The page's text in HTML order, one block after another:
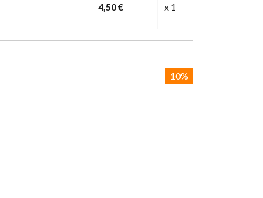
4,50 € x 1
10%